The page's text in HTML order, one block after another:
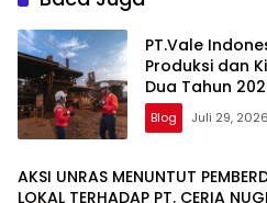
PT.Vale
Produksi dan
Dua Tahun
Blog Juli 29, 2026
AKSI UNRAS MENUNTUT
LOKAL TERHADAP PT. CERIA